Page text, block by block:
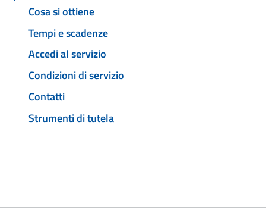
Cosa si ottiene
Tempi e scadenze
Accedi al servizio
Condizioni di servizio
Contatti
Strumenti di tutela